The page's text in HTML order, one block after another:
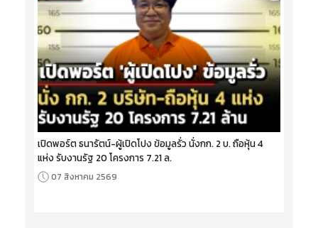
เปิดพอร์ต ธนารัตน์-ผู้เปิดโปง ข้อมูลรั่ว นั่งกก. 2 บ. ถือหุ้น 4
แห่ง รับงานรัฐ 20 โครงการ 7.21 ล.
07 สิงหาคม 2569